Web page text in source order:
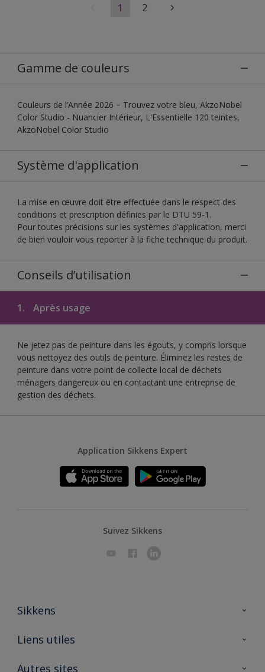
1 2
Gamme de couleurs
Couleurs de l’Année 2026 – Trouvez votre bleu, AkzoNobel
Color Studio - Nuancier Intérieur, L'Essentielle 120 teintes,
AkzoNobel Color Studio
Système d'application
La mise en œuvre doit être effectuée dans le respect des
conditions et prescription définies par le DTU 59-1.
Pour toutes précisions sur les systèmes d'application, merci
de bien vouloir vous reporter à la fiche technique du produit.
Conseils d’utilisation
1. Après usage
Ne jetez pas de peinture dans les égouts, y compris lorsque
vous nettoyez des outils de peinture. Éliminez les restes de
peinture dans votre point de collecte local de déchets
ménagers dangereux ou en contactant une entreprise de
gestion des déchets.
Application Sikkens Expert
Suivez Sikkens
Sikkens
A propos de Sikkens
Liens utiles
Ouvrir un magasin PASS
Autres sites